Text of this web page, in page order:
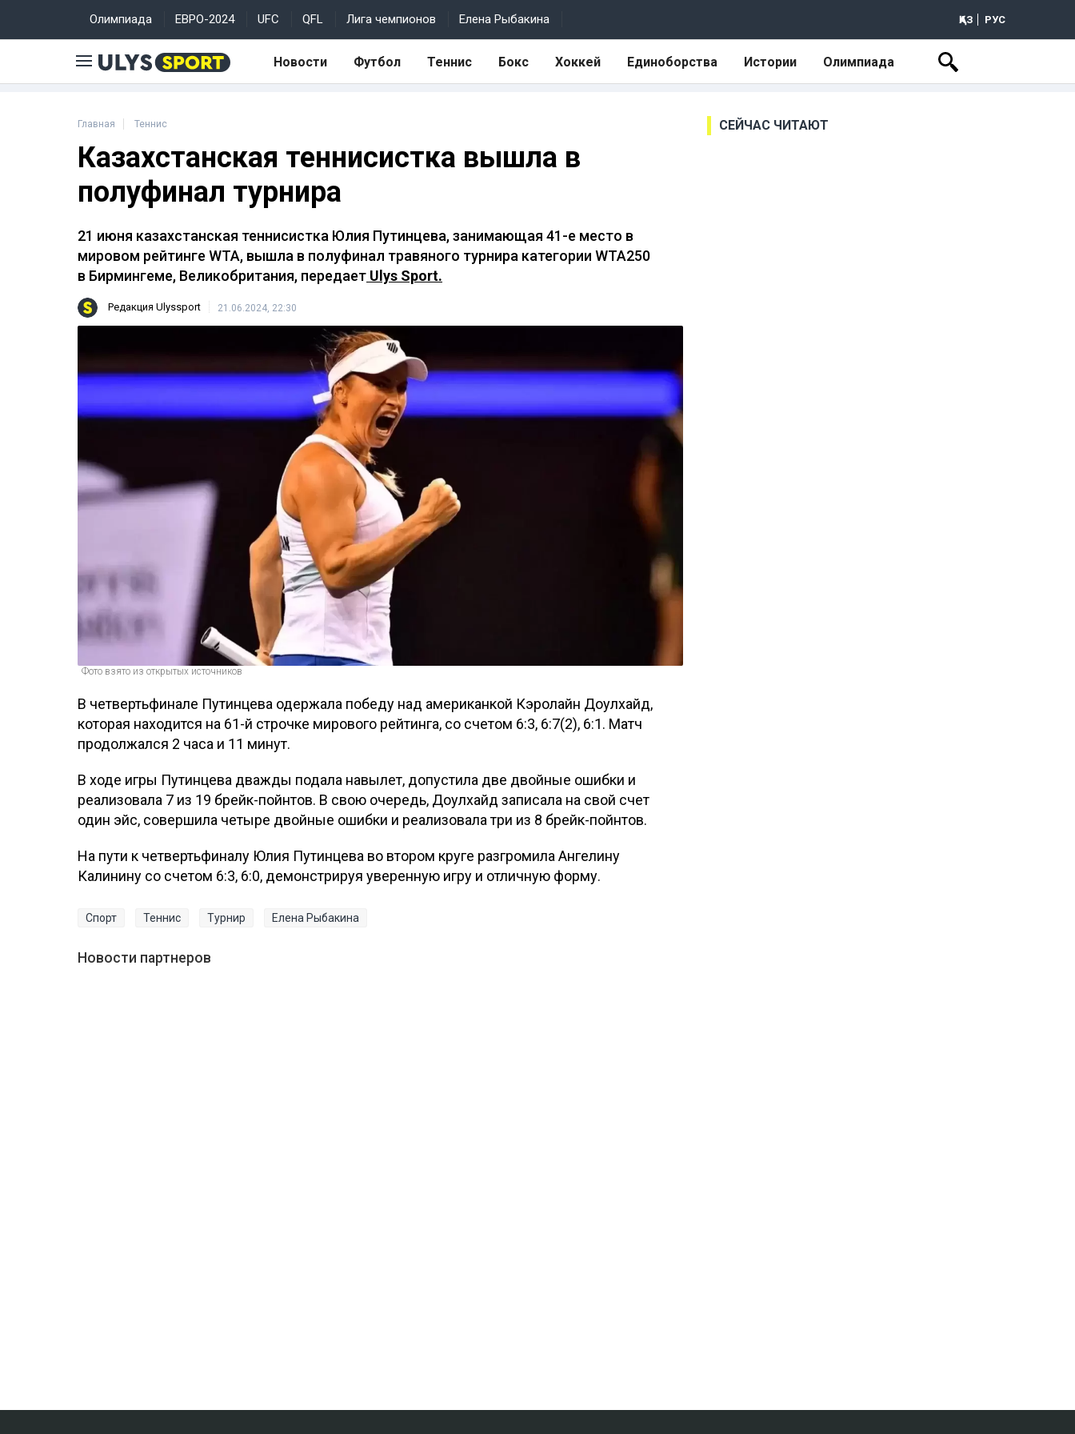
Олимпиада ЕВРО-2024 UFC QFL Лига чемпионов Елена Рыбакина ҚАЗ РУС
Новости Футбол Теннис Бокс Хоккей Единоборства Истории Олимпиада
Главная Теннис
Казахстанская теннисистка вышла в
полуфинал турнира
21 июня казахстанская теннисистка Юлия Путинцева, занимающая 41-е место в
мировом рейтинге WTA, вышла в полуфинал травяного турнира категории WTA250
в Бирмингеме, Великобритания, передает Ulys Sport.
Редакция Ulyssport 21.06.2024, 22:30
Фото взято из открытых источников
В четвертьфинале Путинцева одержала победу над американкой Кэролайн Доулхайд,
которая находится на 61-й строчке мирового рейтинга, со счетом 6:3, 6:7(2), 6:1. Матч
продолжался 2 часа и 11 минут.
В ходе игры Путинцева дважды подала навылет, допустила две двойные ошибки и
реализовала 7 из 19 брейк-пойнтов. В свою очередь, Доулхайд записала на свой счет
один эйс, совершила четыре двойные ошибки и реализовала три из 8 брейк-пойнтов.
На пути к четвертьфиналу Юлия Путинцева во втором круге разгромила Ангелину
Калинину со счетом 6:3, 6:0, демонстрируя уверенную игру и отличную форму.
Спорт Теннис Турнир Елена Рыбакина
Новости партнеров
СЕЙЧАС ЧИТАЮТ